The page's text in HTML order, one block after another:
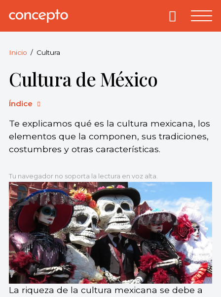
Concepto.
derechos
reservados.
Primary
Inicio Cultura
Cultura de México
Índice
Te explicamos qué es la cultura mexicana, los
elementos que la componen, sus tradiciones,
costumbres y otras características.
Tu navegador no soporta la lectura en voz alta.
La riqueza de la cultura mexicana se debe a